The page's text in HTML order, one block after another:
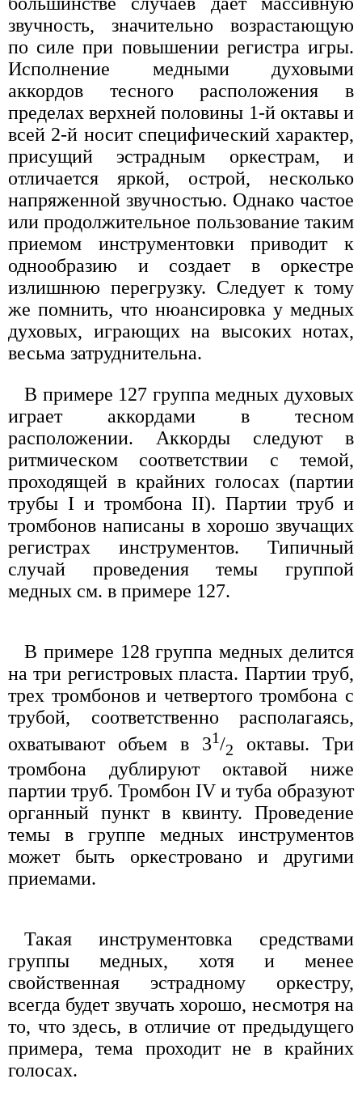
звучность, значительно возрастающую
по силе при повышении регистра игры.
Исполнение медными духовыми
аккордов тесного расположения в
пределах верхней половины 1-й октавы и
всей 2-й носит специфический характер,
присущий эстрадным оркестрам, и
отличается яркой, острой, несколько
напряженной звучностью. Однако частое
или продолжительное пользование таким
приемом инструментовки приводит к
однообразию и создает в оркестре
излишнюю перегрузку. Следует к тому
же помнить, что нюансировка у медных
духовых, играющих на высоких нотах,
весьма затруднительна.
В примере 127 группа медных духовых
играет аккордами в тесном
расположении. Аккорды следуют в
ритмическом соответствии с темой,
проходящей в крайних голосах (партии
трубы I и тромбона II). Партии труб и
тромбонов написаны в хорошо звучащих
регистрах инструментов. Типичный
случай проведения темы группой
медных см. в примере 127.
В примере 128 группа медных делится
на три регистровых пласта. Партии труб,
трех тромбонов и четвертого тромбона с
трубой, соответственно располагаясь,
охватывают объем в 31/2
октавы. Три
тромбона дублируют октавой ниже
партии труб. Тромбон IV и туба образуют
органный пункт в квинту. Проведение
темы в группе медных инструментов
может быть оркестровано и другими
приемами.
Такая инструментовка средствами
группы медных, хотя и менее
свойственная эстрадному оркестру,
всегда будет звучать хорошо, несмотря на
то, что здесь, в отличие от предыдущего
примера, тема проходит не в крайних
голосах.